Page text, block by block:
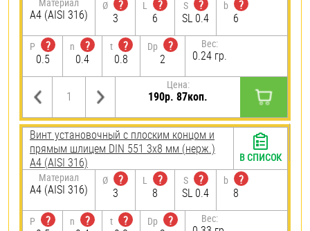
A4 (AISI 316)
Ø
?
3
L
?
6
S
?
SL 0.4
b
?
6
P
?
0.5
n
?
0.4
t
?
0.8
Dp
?
2
Вес:
0.24 гр.
Цена:
190р. 87коп.
Винт установочный с плоским концом и
прямым шлицем DIN 551 3х8 мм (нерж.)
A4 (AISI 316)
Материал
A4 (AISI 316)
Ø
?
3
L
?
8
S
?
SL 0.4
b
?
8
P
?
n
?
t
?
Dp
?
Вес:
В СПИСОК